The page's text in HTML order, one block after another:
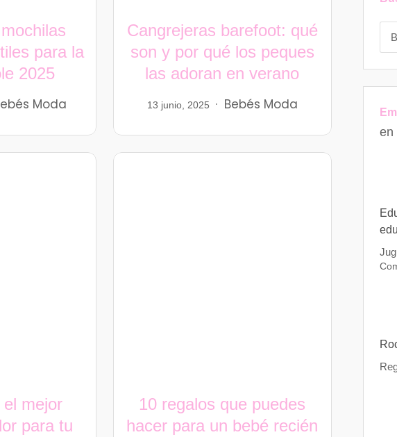
para la
2025
Moda
Cangrejeras barefoot: qué
son y por qué los peques
las adoran en verano
13 junio, 2025 Bebés Moda
mejor
para tu
10 regalos que puedes
hacer para un bebé recién
en